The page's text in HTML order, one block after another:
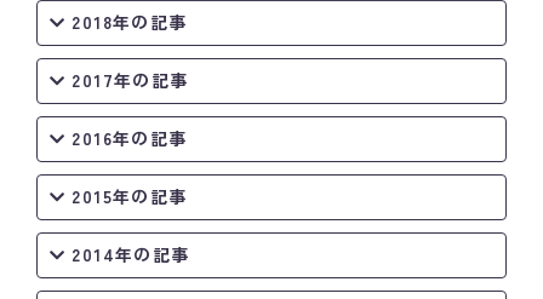
2018年の記事
2017年の記事
2016年の記事
2015年の記事
2014年の記事